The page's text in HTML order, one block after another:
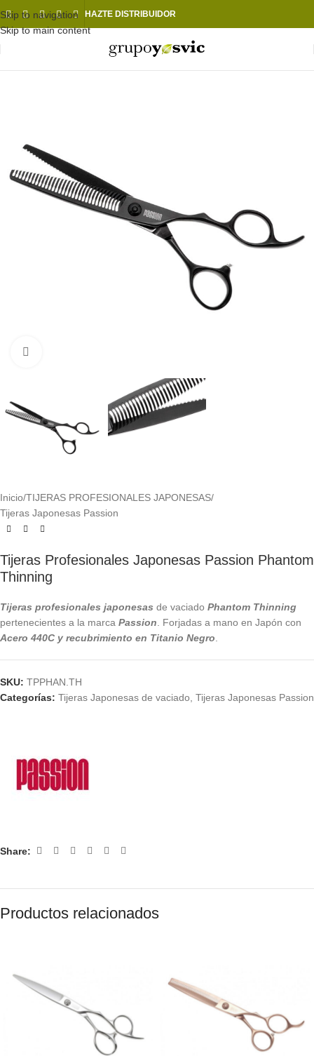
Skip to navigation
Skip to main content
HAZTE DISTRIBUIDOR
Inicio/TIJERAS PROFESIONALES JAPONESAS/
Tijeras Japonesas Passion
Tijeras Profesionales Japonesas Passion Phantom
Thinning
Tijeras profesionales japonesas de vaciado Phantom Thinning
pertenecientes a la marca Passion. Forjadas a mano en Japón con
Acero 440C y recubrimiento en Titanio Negro.
SKU: TPPHAN.TH
Categorías: Tijeras Japonesas de vaciado, Tijeras Japonesas Passion
Share:
Productos relacionados